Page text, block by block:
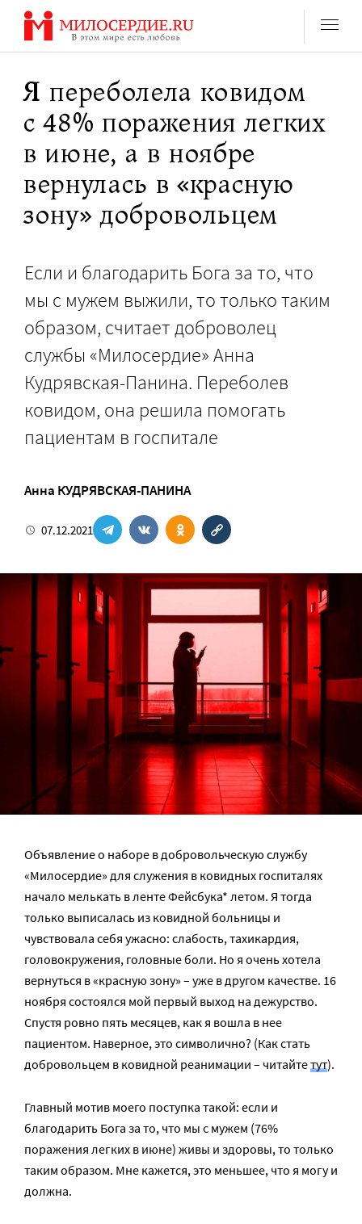
Перейти
содержанию
Я переболела ковидом
с 48% поражения легких
в июне, а в ноябре
вернулась в «красную
зону» добровольцем
Если и благодарить Бога за то, что
мы с мужем выжили, то только таким
образом, считает доброволец
службы «Милосердие» Анна
Кудрявская-Панина. Переболев
ковидом, она решила помогать
пациентам в госпитале
Анна КУДРЯВСКАЯ-ПАНИНА
07.12.2021
Объявление о наборе в добровольческую службу
«Милосердие» для служения в ковидных госпиталях
начало мелькать в ленте Фейсбука* летом. Я тогда
только выписалась из ковидной больницы и
чувствовала себя ужасно: слабость, тахикардия,
головокружения, головные боли. Но я очень хотела
вернуться в «красную зону» – уже в другом качестве. 16
ноября состоялся мой первый выход на дежурство.
Спустя ровно пять месяцев, как я вошла в нее
пациентом. Наверное, это символично? (Как стать
добровольцем в ковидной реанимации – читайтетут).
Главный мотив моего поступка такой: если и
благодарить Бога за то, что мы с мужем (76%
поражения легких в июне) живы и здоровы, то только
таким образом. Мне кажется, это меньшее, что я могу и
должна.